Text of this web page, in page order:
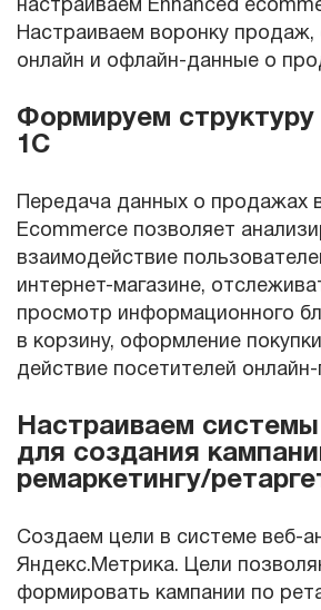
настраиваем Enhanced
Настраиваем воронку
онлайн и офлайн-данные о
Формируем структуру
1С
Передача данных о продажах
Ecommerce позволяет
взаимодействие
интернет-магазине,
просмотр информационного
в корзину, оформление
действие посетителей
Настраиваем
для создания
ремаркетингу/
Создаем цели в системе веб-
Яндекс.Метрика. Цели
формировать кампании по